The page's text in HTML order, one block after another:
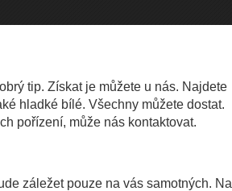
tip. Získat je můžete u nás. Najdete
hladké bílé. Všechny můžete dostat.
pořízení, může nás kontaktovat.
záležet pouze na vás samotných. Na